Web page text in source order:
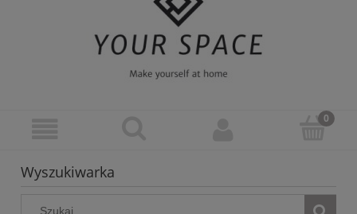
Wyszukiwarka